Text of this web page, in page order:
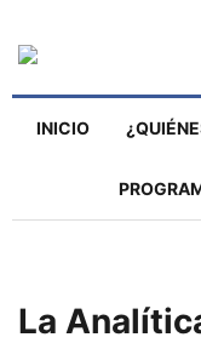
INICIO
La